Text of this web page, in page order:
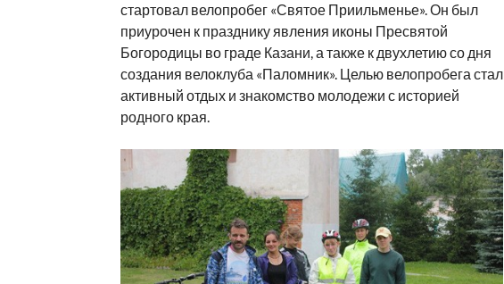
стартовал велопробег «Святое Приильменье». Он был
приурочен к празднику явления иконы Пресвятой
Богородицы во граде Казани, а также к двухлетию со дня
создания велоклуба «Паломник». Целью велопробега стал
активный отдых и знакомство молодежи с историей
родного края.